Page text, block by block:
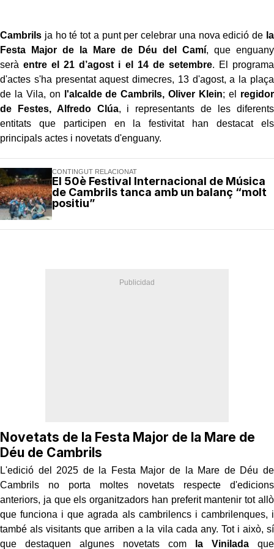
Cambrils ja ho té tot a punt per celebrar una nova edició de la
Festa Major de la Mare de Déu del Camí, que enguany
seràentre el 21 d’agost i el 14 de setembre. El programa
d'actes s'ha presentat aquest dimecres, 13 d'agost, a la plaça
de la Vila, on
l'alcalde de Cambrils, Oliver Klein; el regidor
de Festes, Alfredo Clúa, i representants de les diferents
entitats que participen en la festivitat han destacat els
principals actes i novetats d'enguany.
CONTINGUT RELACIONAT
El 50è Festival Internacional de Música
de Cambrils tanca amb un balanç “molt
positiu”
Novetats de la Festa Major de la Mare de
Déu de Cambrils
L'edició del 2025 de la Festa Major de la Mare de Déu de
Cambrils no porta moltes novetats respecte d'edicions
anteriors, ja que els organitzadors han preferit mantenir tot allò
que funciona i que agrada als cambrilencs i cambrilenques, i
també als visitants que arriben a la vila cada any. Tot i això, sí
que destaquen algunes novetats com
la Viniladaque